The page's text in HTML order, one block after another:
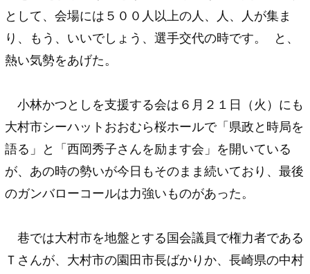
として、会場には５００人以上の人、人、人が集ま
り、もう、いいでしょう、選手交代の時です。 と、
熱い気勢をあげた。
小林かつとしを支援する会は６月２１日（火）にも
大村市シーハットおおむら桜ホールで「県政と時局を
語る」と「西岡秀子さんを励ます会」を開いている
が、あの時の勢いが今日もそのまま続いており、最後
のガンバローコールは力強いものがあった。
巷では大村市を地盤とする国会議員で権力者である
Ｔさんが、大村市の園田市長ばかりか、長崎県の中村